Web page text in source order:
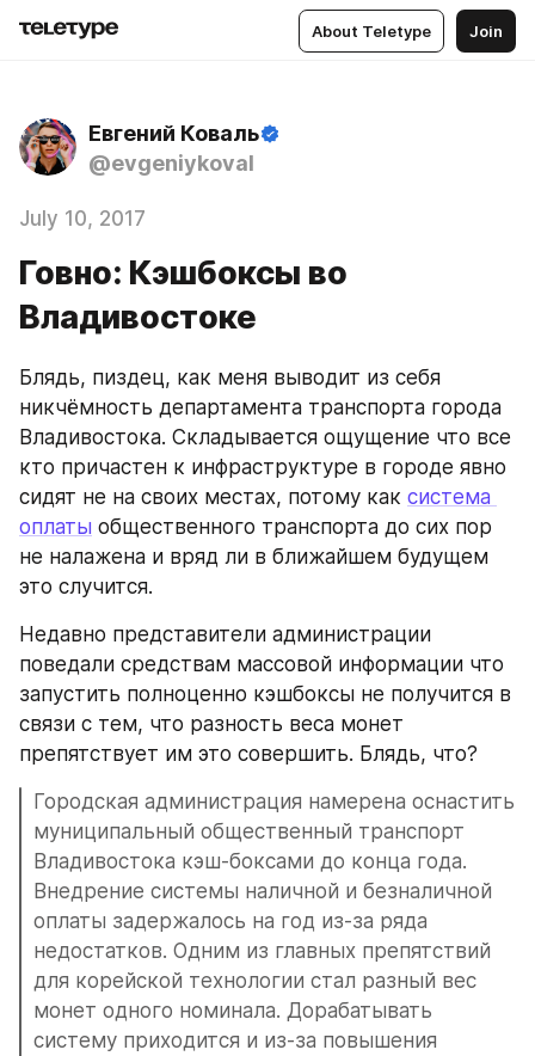
About Teletype Join
Евгений Коваль
@evgeniykoval
July 10, 2017
Говно: Кэшбоксы во
Владивостоке
Блядь, пиздец, как меня выводит из себя
никчёмность департамента транспорта города
Владивостока. Складывается ощущение что все
кто причастен к инфраструктуре в городе явно
сидят не на своих местах, потому как система
оплаты общественного транспорта до сих пор
не налажена и вряд ли в ближайшем будущем
это случится.
Недавно представители администрации
поведали средствам массовой информации что
запустить полноценно кэшбоксы не получится в
связи с тем, что разность веса монет
препятствует им это совершить. Блядь, что?
Городская администрация намерена оснастить
муниципальный общественный транспорт
Владивостока кэш-боксами до конца года.
Внедрение системы наличной и безналичной
оплаты задержалось на год из-за ряда
недостатков. Одним из главных препятствий
для корейской технологии стал разный вес
монет одного номинала. Дорабатывать
систему приходится и из-за повышения